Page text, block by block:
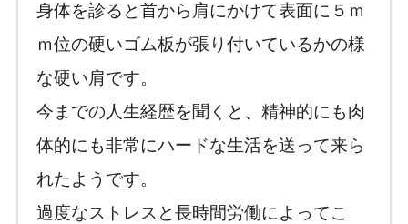
身体を診ると首から肩にかけて表面に５ｍ
ｍ位の硬いゴム板が張り付いているかの様
な硬い肩です。
今までの人生経歴を聞くと、精神的にも肉
体的にも非常にハードな生活を送って来ら
れたようです。
過度なストレスと長時間労働によってこ